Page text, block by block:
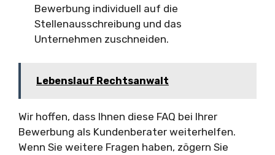
Bewerbung individuell auf die
Stellenausschreibung und das
Unternehmen zuschneiden.
Lebenslauf Rechtsanwalt
Wir hoffen, dass Ihnen diese FAQ bei Ihrer
Bewerbung als Kundenberater weiterhelfen.
Wenn Sie weitere Fragen haben, zögern Sie